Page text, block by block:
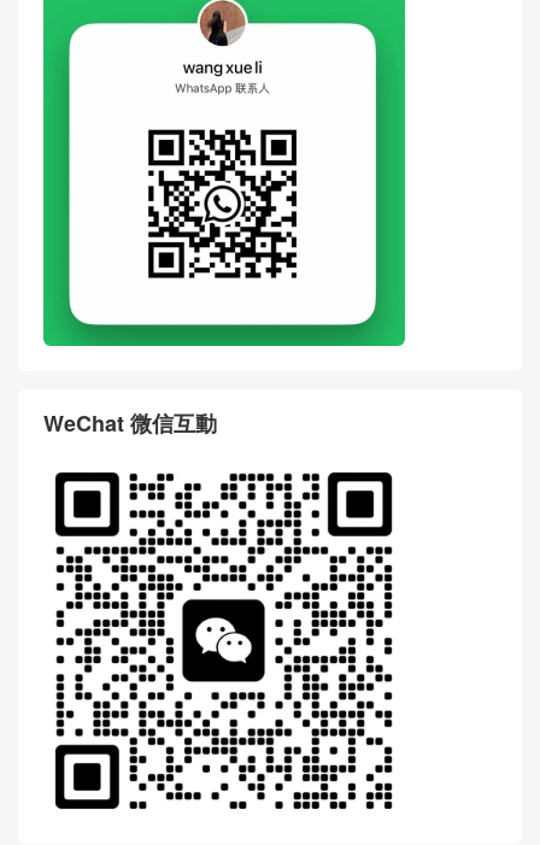
包多款大牌合集
系包包合集上新
夏包款全部圖鑒 壹眼心動
買包必看 2026最火奢侈品包
LV.Chanel包包奢侈品1:1,原
版皮,頂級,原單這4個等級的貨
分別是什麼意思?
评论 搶沙發
WhatsApp